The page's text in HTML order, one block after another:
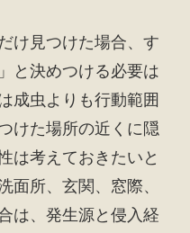
け見つけた場合、す
と決めつける必要は
成虫よりも行動範囲
けた場所の近くに隠
は考えておきたいと
面所、玄関、窓際、
は、発生源と侵入経